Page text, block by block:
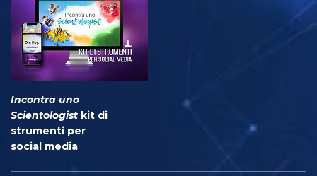
Incontra uno
Scientologist kit di
strumenti per
social media